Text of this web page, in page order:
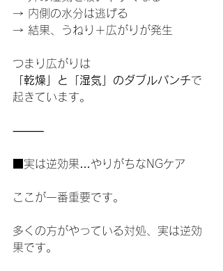
→ 内側の水分は逃げる
→ 結果、うねり＋広がりが発生
つまり広がりは
「乾燥」と「湿気」のダブルパンチで
起きています。
⸻
■実は逆効果…やりがちなNGケア
ここが一番重要です。
多くの方がやっている対処、実は逆効
果です。